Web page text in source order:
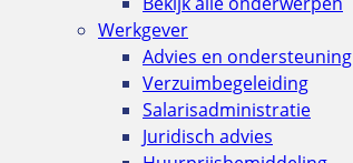
Werkgever
Advies en ondersteuning
Verzuimbegeleiding
Salarisadministratie
Juridisch advies